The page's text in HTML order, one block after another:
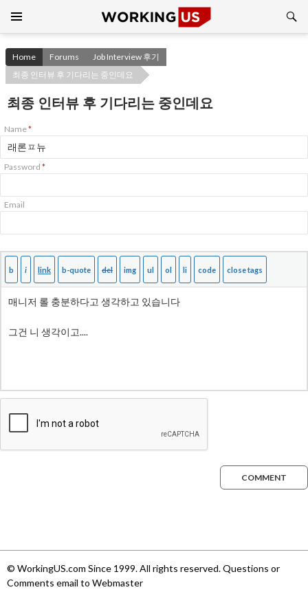
CONTENT
Home Forums
Job Interview 후기
최종 인터뷰 후 기다리는 중인데요
최종 인터뷰 후 기다리는 중인데요
Name*
Password *
Email
COMMENT
© WorkingUS.com Since 1999. All rights reserved. Questions or
Comments email to Webmaster